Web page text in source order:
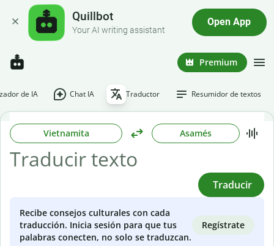
Quillbot
Your AI writing assistant
Open App
Premium
de IA Chat IA Traductor Resumidor de textos
Vietnamita Asamés
Traducir
Recibe consejos culturales con cada
traducción. Inicia sesión para que tus
palabras conecten, no solo se traduzcan.
Regístrate